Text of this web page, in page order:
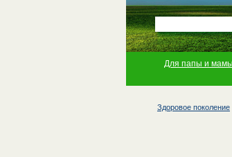
Для папы и мамы
Здоровое поколение